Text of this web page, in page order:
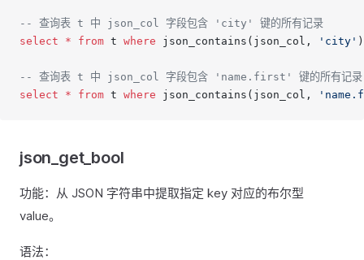
-- 查询表 t 中 json_col 字段包含 'city' 键的所有记录
select * from t where json_contains(json_col, 'city'
-- 查询表 t 中 json_col 字段包含 'name.first' 键的所有记录
select * from t where json_contains(json_col,
json_get_bool
功能：从 JSON 字符串中提取指定 key 对应的布尔型
value。
语法：